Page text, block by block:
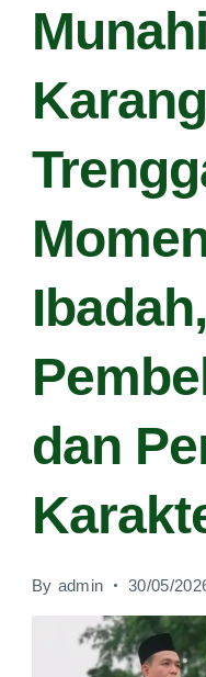
Ibadah,
dan
By admin 30/05/